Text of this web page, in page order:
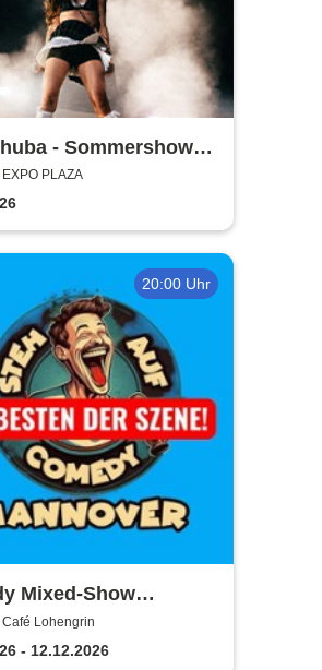
- Sommershows
PLAZA
20:00 Uhr
Mixed-Show
/ STEH AUF
Café Lohengrin
- 12.12.2026